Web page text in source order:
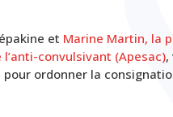
et Marine Martin, la
convulsivant (Apesac),
ordonner la